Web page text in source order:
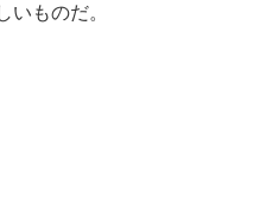
いものだ。